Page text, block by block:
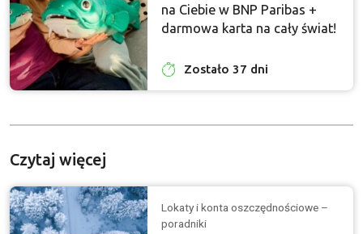
na Ciebie w BNP Paribas +
darmowa karta na cały świat!
Zostało 37 dni
Czytaj więcej
Lokaty i konta oszczędnościowe –
poradniki